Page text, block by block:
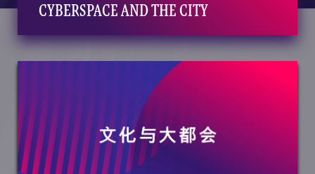
CYBERSPACE AND THE CITY